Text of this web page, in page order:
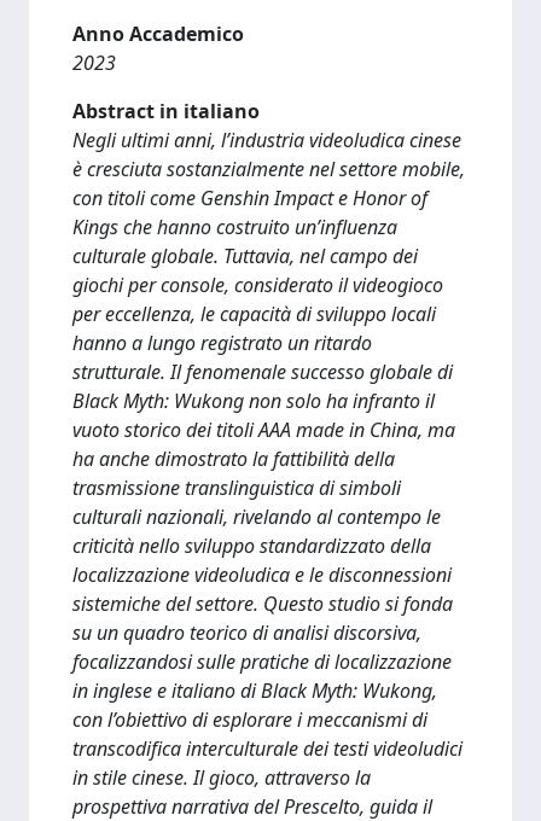
Anno Accademico
2023
Abstract in italiano
Negli ultimi anni, l’industria videoludica cinese
è cresciuta sostanzialmente nel settore mobile,
con titoli come Genshin Impact e Honor of
Kings che hanno costruito un’influenza
culturale globale. Tuttavia, nel campo dei
giochi per console, considerato il videogioco
per eccellenza, le capacità di sviluppo locali
hanno a lungo registrato un ritardo
strutturale. Il fenomenale successo globale di
Black Myth: Wukong non solo ha infranto il
vuoto storico dei titoli AAA made in China, ma
ha anche dimostrato la fattibilità della
trasmissione translinguistica di simboli
culturali nazionali, rivelando al contempo le
criticità nello sviluppo standardizzato della
localizzazione videoludica e le disconnessioni
sistemiche del settore. Questo studio si fonda
su un quadro teorico di analisi discorsiva,
focalizzandosi sulle pratiche di localizzazione
in inglese e italiano di Black Myth: Wukong,
con l’obiettivo di esplorare i meccanismi di
transcodifica interculturale dei testi videoludici
in stile cinese. Il gioco, attraverso la
prospettiva narrativa del Prescelto, guida il